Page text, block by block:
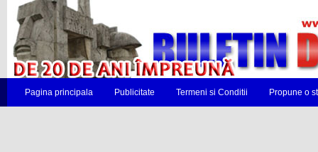
Pagina principala Publicitate Termeni si Conditii Propune o